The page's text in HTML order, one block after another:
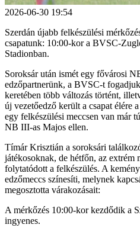
2026-06-30 19:54
Szerdán újabb felkészülési
csapatunk: 10:00-kor a BVSC-
Stadionban.
Soroksár után ismét egy fővárosi
edzőpartnerünk, a BVSC-t
keretében több változás történt,
új vezetőedző került a csapat élére
egy felkészülési meccsen van már
NB III-as Majos ellen.
Tímár Krisztián a soroksári
játékosoknak, de hétfőn, az extrém
folytatódott a felkészülés. A
edzőmeccs színesíti, melynek
megosztotta várakozásait:
A mérkőzés 10:00-kor kezdődik a
ingyenes.